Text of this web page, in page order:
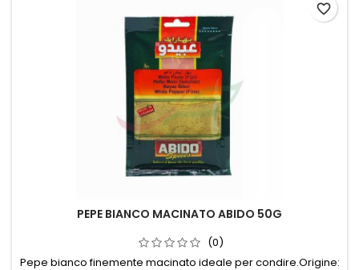
PEPE BIANCO MACINATO ABIDO 50G
(0)
Pepe bianco finemente macinato ideale per condire.Origine:
favorite_border